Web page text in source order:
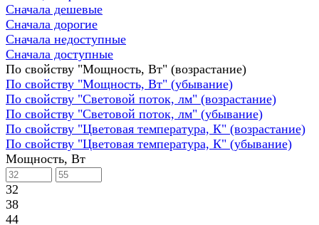
Сначала дешевые
Сначала дорогие
Сначала недоступные
Сначала доступные
По свойству "Мощность, Вт" (возрастание)
По свойству "Мощность, Вт" (убывание)
По свойству "Световой поток, лм" (возрастание)
По свойству "Световой поток, лм" (убывание)
По свойству "Цветовая температура, К" (возрастание)
По свойству "Цветовая температура, К" (убывание)
Мощность, Вт
32
38
44